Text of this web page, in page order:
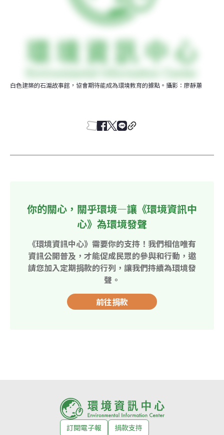
白色建築的石滬故事館，協會期待能成為環境教育的據點。攝影：廖靜蕙
你的關心，關乎環境—讓《環境資訊中
心》為環境發聲
《環境資訊中心》需要你的支持！我們相信唯有
資訊公開普及，才能促成民眾的參與和行動，邀
請您加入定期捐款的行列，讓我們持續為環境發
聲。
前往捐款
訂閱電子報 捐款支持